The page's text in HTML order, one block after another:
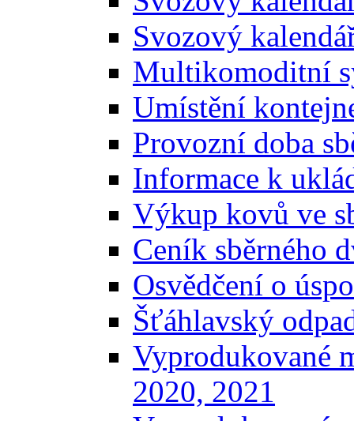
Svozový
Multikomoditní
Umístění
Provozní doba
Informace k
Výkup kovů ve
Ceník sběrného
Osvědčení o
Šťáhlavský
Vyprodukované
2020, 2021